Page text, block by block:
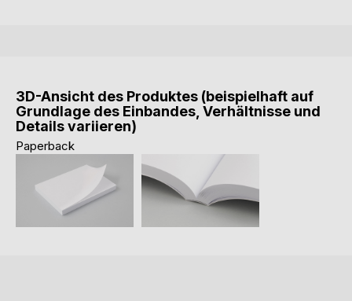
3D-Ansicht des Produktes (beispielhaft auf
Grundlage des Einbandes, Verhältnisse und
Details variieren)
Paperback